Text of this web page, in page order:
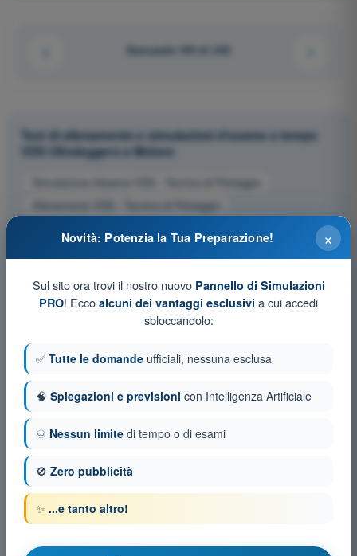
Domanda 193 di 243
Test di allenamento e simulazioni d'esame a tempo
VDS Ultraleggero a Motore
Simulazione d'esame VDS - Tecnica di Pilotaggio
Allenamento VDS - Tecnica di Pilotaggio
×
Novità: Potenzia la Tua Preparazione!
Sul sito ora trovi il nostro nuovo Pannello di Simulazioni
PRO! Ecco alcuni dei vantaggi esclusivi a cui accedi
sbloccandolo:
✅ Tutte le domande ufficiali, nessuna esclusa
🧠 Spiegazioni e previsioni con Intelligenza Artificiale
♾️ Nessun limite di tempo o di esami
🚫 Zero pubblicità
✨ ...e tanto altro!